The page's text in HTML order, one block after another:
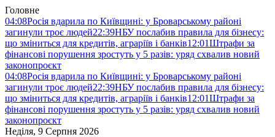
Головне
04:08Росія вдарила по Київщині: у Броварському районі
загинули троє людей22:39НБУ послабив правила для бізнесу:
що зміниться для кредитів, аграріїв і банків12:01Штрафи за
фінансові порушення зростуть у 5 разів: уряд схвалив новий
законопроєкт
04:08Росія вдарила по Київщині: у Броварському районі
загинули троє людей22:39НБУ послабив правила для бізнесу:
що зміниться для кредитів, аграріїв і банків12:01Штрафи за
фінансові порушення зростуть у 5 разів: уряд схвалив новий
законопроєкт
Неділя, 9 Серпня 2026